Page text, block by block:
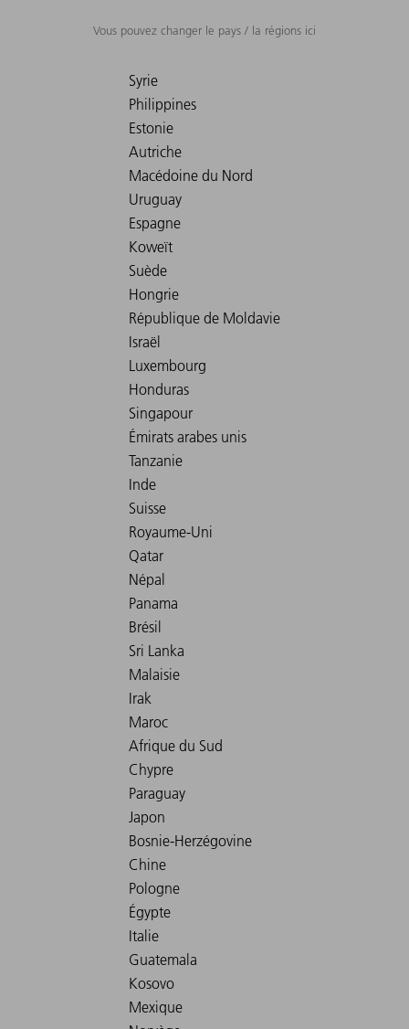
Vous pouvez changer le pays / la régions ici